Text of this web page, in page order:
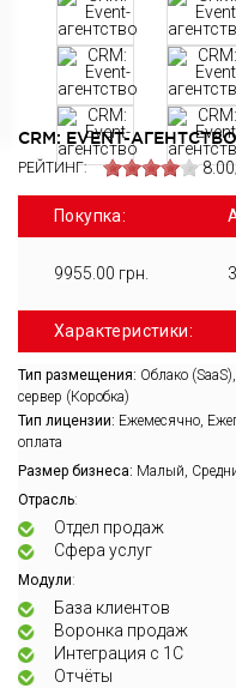
Рейтинг
Новости
CRM: EVENT-АГЕНТСТВО
РЕЙТИНГ:
Покупка:
9955.00 грн.
Характеристики:
Тип размещения: Облако
сервер (Коробка)
Тип лицензии: Ежемесячно,
оплата
Размер бизнеса: Малый,
Отрасль:
Отдел продаж
Сфера услуг
Модули:
База клиентов
Воронка продаж
Интеграция с 1С
Отчёты